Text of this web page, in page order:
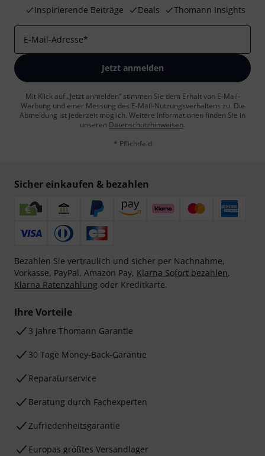
Inspirierende Beiträge
Deals Thomann Insights
E-Mail-Adresse*
Jetzt anmelden
Mit Klick auf „Jetzt anmelden“ stimmen Sie dem Erhalt von E-Mail-
Werbung und einer Messung des E-Mail-Nutzungsverhaltens zu. Die
Abmeldung ist jederzeit möglich. Weitere Informationen finden Sie in
unseren Datenschutzhinweisen.
* Pflichtfeld
Sicher einkaufen & bezahlen
Bezahlen Sie vertraulich und sicher per Nachnahme,
Vorkasse, PayPal, Amazon Pay, Klarna Sofort bezahlen,
Klarna Ratenzahlung oder Kreditkarte.
Ihre Vorteile
3 Jahre Thomann Garantie
30 Tage Money-Back-Garantie
Reparaturservice
Beratung durch Fachexperten
Zufriedenheitsgarantie
Europas größtes Versandlager